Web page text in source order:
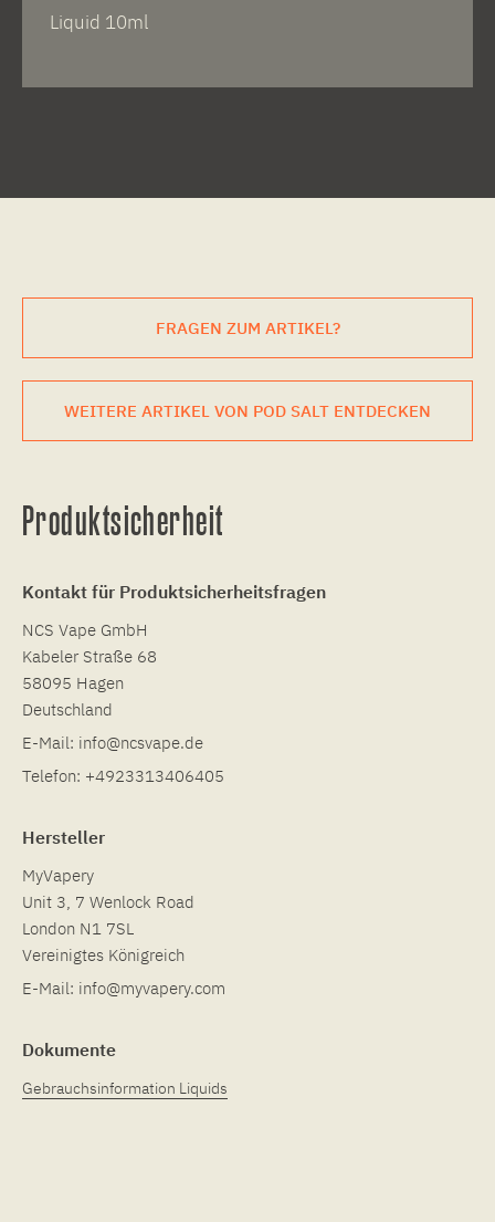
Liquid 10ml
FRAGEN ZUM ARTIKEL?
WEITERE ARTIKEL VON POD SALT ENTDECKEN
Produktsicherheit
Kontakt für Produktsicherheitsfragen
NCS Vape GmbH
Kabeler Straße 68
58095 Hagen
Deutschland
E-Mail: info@ncsvape.de
Telefon: +4923313406405
Hersteller
MyVapery
Unit 3, 7 Wenlock Road
London N1 7SL
Vereinigtes Königreich
E-Mail: info@myvapery.com
Dokumente
Gebrauchsinformation Liquids